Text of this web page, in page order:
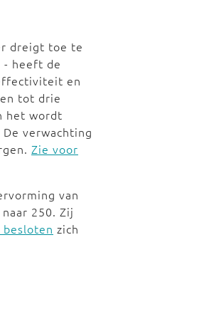
dreigt toe te
- heeft de
en
tot drie
het wordt
verwachting
Zie voor
van
250. Zij
besloten zich